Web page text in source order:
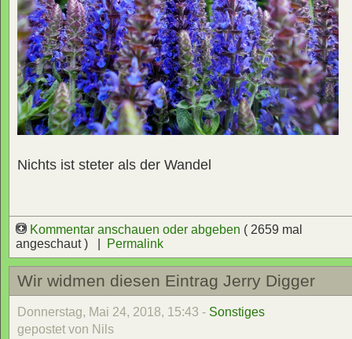
Nichts ist steter als der Wandel
Kommentar anschauen oder abgeben ( 2659 mal
angeschaut ) |
Permalink
Wir widmen diesen Eintrag Jerry Digger
Donnerstag, Mai 24, 2018, 15:43 - Sonstiges
gepostet von Nils